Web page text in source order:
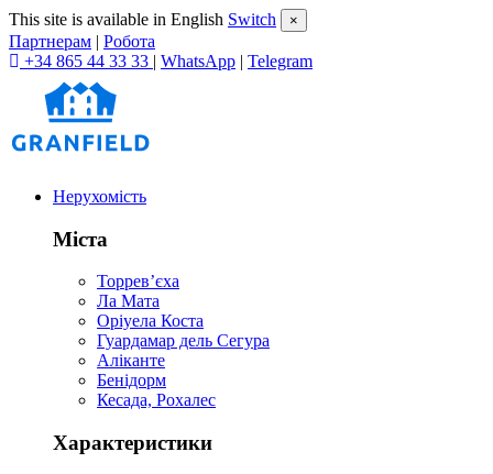
This site is available in English Switch ×
Партнерам | Робота
+34 865 44 33 33 | WhatsApp | Telegram
Нерухомість
Міста
Торревʼєха
Ла Мата
Оріуела Коста
Гуардамар дель Сегура
Аліканте
Бенідорм
Кесада, Рохалес
Характеристики